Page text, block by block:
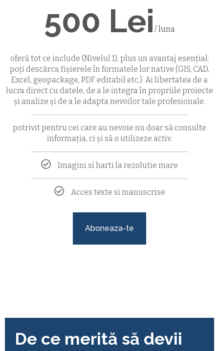
500 Lei / luna
oferă tot ce include (Nivelul 1), plus un avantaj esențial:
poți descărca fișierele în formatele lor native (GIS, CAD,
Excel, geopackage, PDF editabil etc.). Ai libertatea de a
lucra direct cu datele, de a le integra în propriile proiecte
și analize și de a le adapta nevoilor tale profesionale.
potrivit pentru cei care au nevoie nu doar să consulte
informația, ci și să o utilizeze activ.
Imagini si harti la rezolutie mare
Acces texte si manuscrise
Aboneaza-te
De ce merită să devii